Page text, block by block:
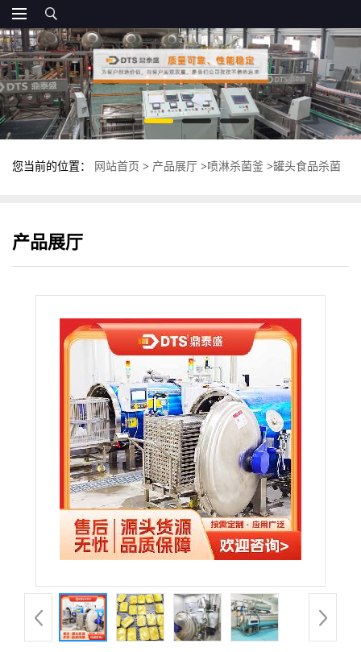
您当前的位置： 网站首页 > 产品展厅 >喷淋杀菌釜 >罐头食品杀菌
产品展厅